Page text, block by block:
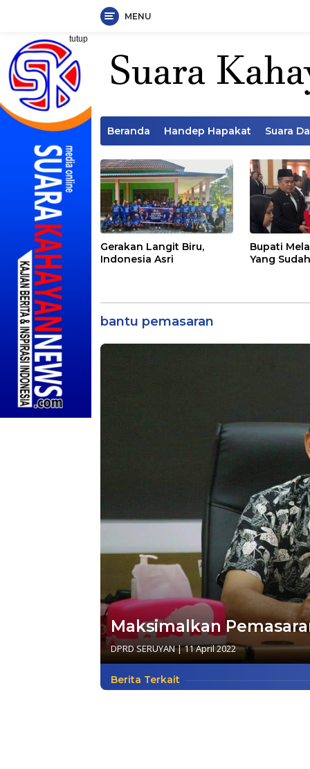
Langsung
konten
MENU
tutup
Beranda Handep Hapakat Suara
Gerakan Langit Biru,
Indonesia Asri
Bupati
Yang
bantu pemasaran
Maksimalkan
DPRD SERUYAN|11 April 2022
Berita Terkait